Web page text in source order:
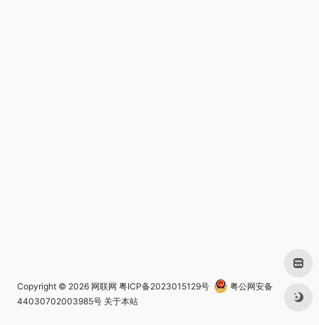
Copyright © 2026 网联网 粤ICP备2023015129号
粤公网安备
44030702003985号 关于本站